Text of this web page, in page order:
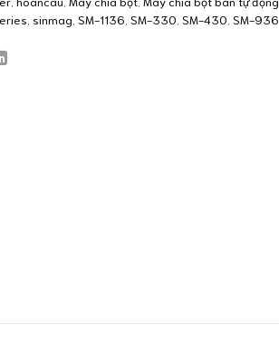
sinmag SM-1136 SM-330 SM-430 SM-936